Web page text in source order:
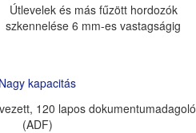
Útlevelek és más fűzött hordozók
szkennelése 6 mm-es vastagságig
Nagy kapacitás
120 lapos dokumentumadagoló
(ADF)